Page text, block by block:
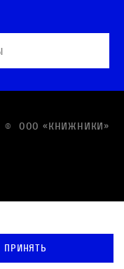
© OOO «КНИЖНИКИ»
персональных
Принять